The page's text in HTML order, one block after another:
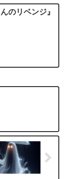
のリベンジ』